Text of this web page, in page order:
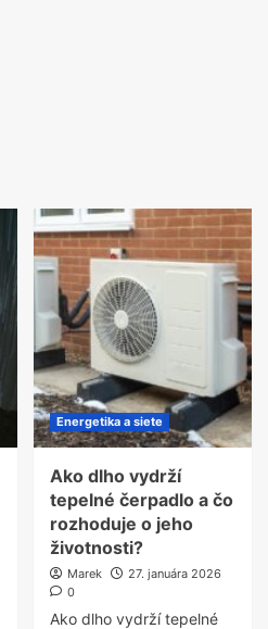
Energetika a siete
Ako dlho vydrží
tepelné čerpadlo a čo
rozhoduje o jeho
životnosti?
Marek
27. januára 2026
0
Ako dlho vydrží tepelné